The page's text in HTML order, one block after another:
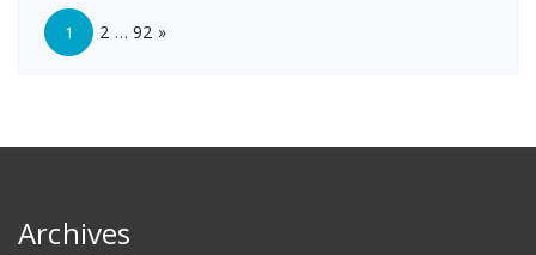
Page:
1 2 … 92 »
Archives